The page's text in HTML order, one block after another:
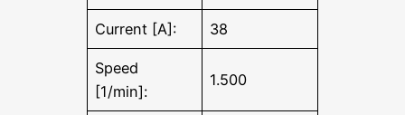
Current [A]: 38
Speed
[1/min]:
1.500